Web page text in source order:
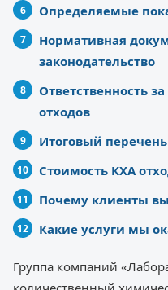
Определяемые
Нормативная
законодательство
Ответственность
отходов
Итоговый
Стоимость КХА
Почему клиенты
Какие услуги мы
Группа компаний